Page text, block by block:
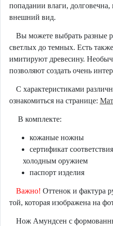
попадании влаги,
внешний вид.
Вы можете выбрать разные
светлых до темных. Есть
имитируют древесину.
позволяют создать очень
С характеристиками
ознакомиться на странице:
В комплекте:
кожаные ножны
сертификат
холодным оружием
паспорт изделия
Важно! Оттенок и фактура
той, которая изображена на
Нож Амундсен с